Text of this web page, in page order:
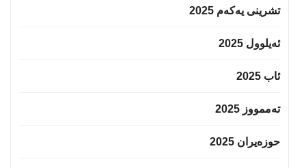
تشرینی یەکەم 2025
ئەیلوول 2025
ئاب 2025
تەممووز 2025
حوزه‌یران 2025